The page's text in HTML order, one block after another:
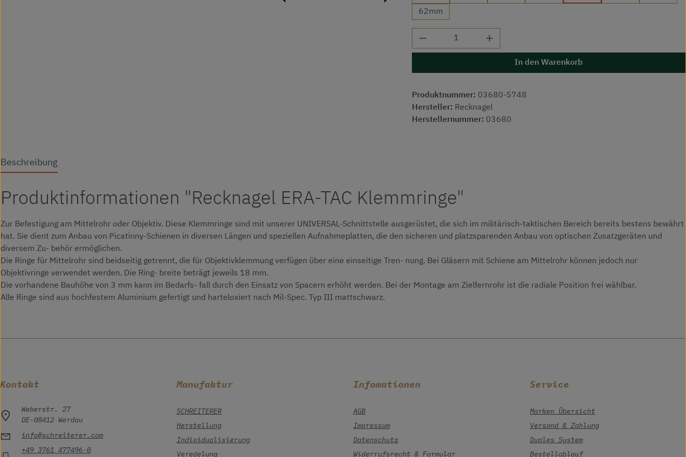
62mm
Produkt Anzahl: Gib den gewünschten Wert ein
In den Warenkorb
Produktnummer: 03680-5748
Hersteller: Recknagel
Herstellernummer: 03680
Beschreibung
Produktinformationen "Recknagel ERA-TAC Klemmringe"
Zur Befestigung am Mittelrohr oder Objektiv. Diese Klemmringe sind mit unserer UNIVERSAL-Schnittstelle ausgerüstet, die sich im militärisch-taktischen Bereich bereits bestens bewährt
hat. Sie dient zum Anbau von Picatinny-Schienen in diversen Längen und speziellen Aufnahmeplatten, die den sicheren und platzsparenden Anbau von optischen Zusatzgeräten und
diversem Zu- behör ermöglichen.
Die Ringe für Mittelrohr sind beidseitig getrennt, die für Objektivklemmung verfügen über eine einseitige Tren- nung. Bei Gläsern mit Schiene am Mittelrohr können jedoch nur
Objektivringe verwendet werden. Die Ring- breite beträgt jeweils 18 mm.
Die vorhandene Bauhöhe von 3 mm kann im Bedarfs- fall durch den Einsatz von Spacern erhöht werden. Bei der Montage am Zielfernrohr ist die radiale Position frei wählbar.
Alle Ringe sind aus hochfestem Aluminium gefertigt und harteloxiert nach Mil-Spec. Typ III mattschwarz.
Kontakt
Weberstr. 27
DE-08412 Werdau
info@schreiterer.com
+49 3761 477496-0
Manufaktur
SCHREITERER
Herstellung
Individualisierung
Veredelung
Infomationen
AGB
Impressum
Datenschutz
Widerrufsrecht & Formular
Service
Marken Übersicht
Versand & Zahlung
Duales System
Bestellablauf